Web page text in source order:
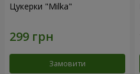
Цукерки "Milka"
Замовити